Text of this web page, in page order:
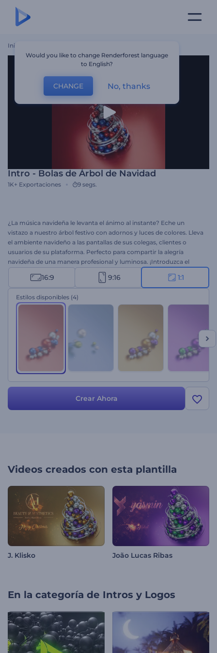
Inicio
Intro - Bolas de Árbol de Navidad
1K+ Exportaciones 9 segs.
¿La música navideña le levanta el ánimo al instante? Eche un
vistazo a nuestro árbol festivo con adornos y luces de colores. Lleva
el ambiente navideño a las pantallas de sus colegas, clientes o
usuarios de su plataforma. Perfecto para compartir la alegría
navideña de una manera profesional y luminosa. ¡Introduzca el
nombre de su página web y su video estará listo!
16:9 9:16 1:1
Estilos disponibles (4)
Crear Ahora
Videos creados con esta plantilla
J. Klisko João Lucas Ribas
En la categoría de Intros y Logos
Would you like to change Renderforest language
to English?
CHANGE No, thanks